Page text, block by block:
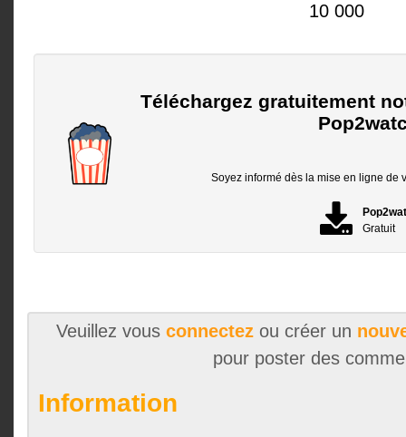
10 000
Téléchargez gratuitement
Soyez informé dès la mise en ligne de
Gratuit
Veuillez vous connectezou créer un
pour poster des
Information